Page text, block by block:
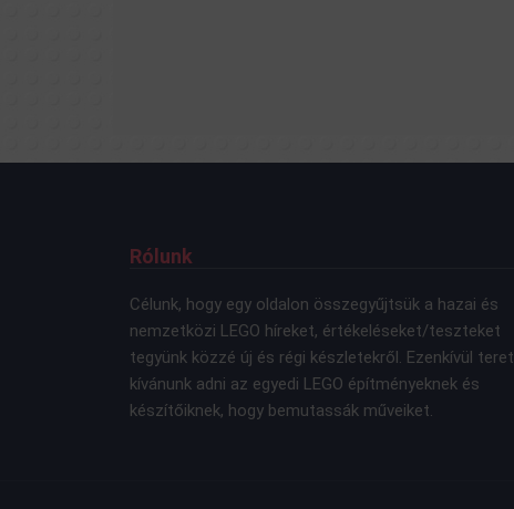
Rólunk
Célunk, hogy egy oldalon összegyűjtsük a hazai és
nemzetközi LEGO híreket, értékeléseket/teszteket
tegyünk közzé új és régi készletekről. Ezenkívül teret
kívánunk adni az egyedi LEGO építményeknek és
készítőiknek, hogy bemutassák műveiket.